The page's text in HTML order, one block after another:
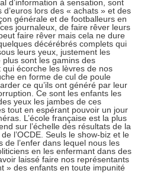
d’information à sensation, sont
lors des « achats » et des
générale et de footballeurs en
journaleux, de faire rêver leurs
faire rêver mais cela ne dure
décérébrés complets qui
leurs yeux, justement les
sont les gamins des
écorche les lèvres de nos
en forme de cul de poule
ce qu’ils ont généré par leur
Ce sont les enfants les
yeux les jambes de ces
tout en espérant pouvoir un jour
L’école française est la plus
sur l’échelle des résultats de la
l’OCDE. Seuls le show-biz et le
l’enfer dans lequel nous les
en les enfermant dans des
laissé faire nos représentants
» des enfants en toute impunité